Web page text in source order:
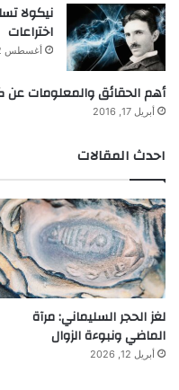
اختراعات
أغسطس 12, 2018
أهم الحقائق والمعلومات
أبريل 17, 2016
احدث المقالات
لغز الحجر السليماني: مرآة
الماضي ونبوءة الزوال
أبريل 12, 2026